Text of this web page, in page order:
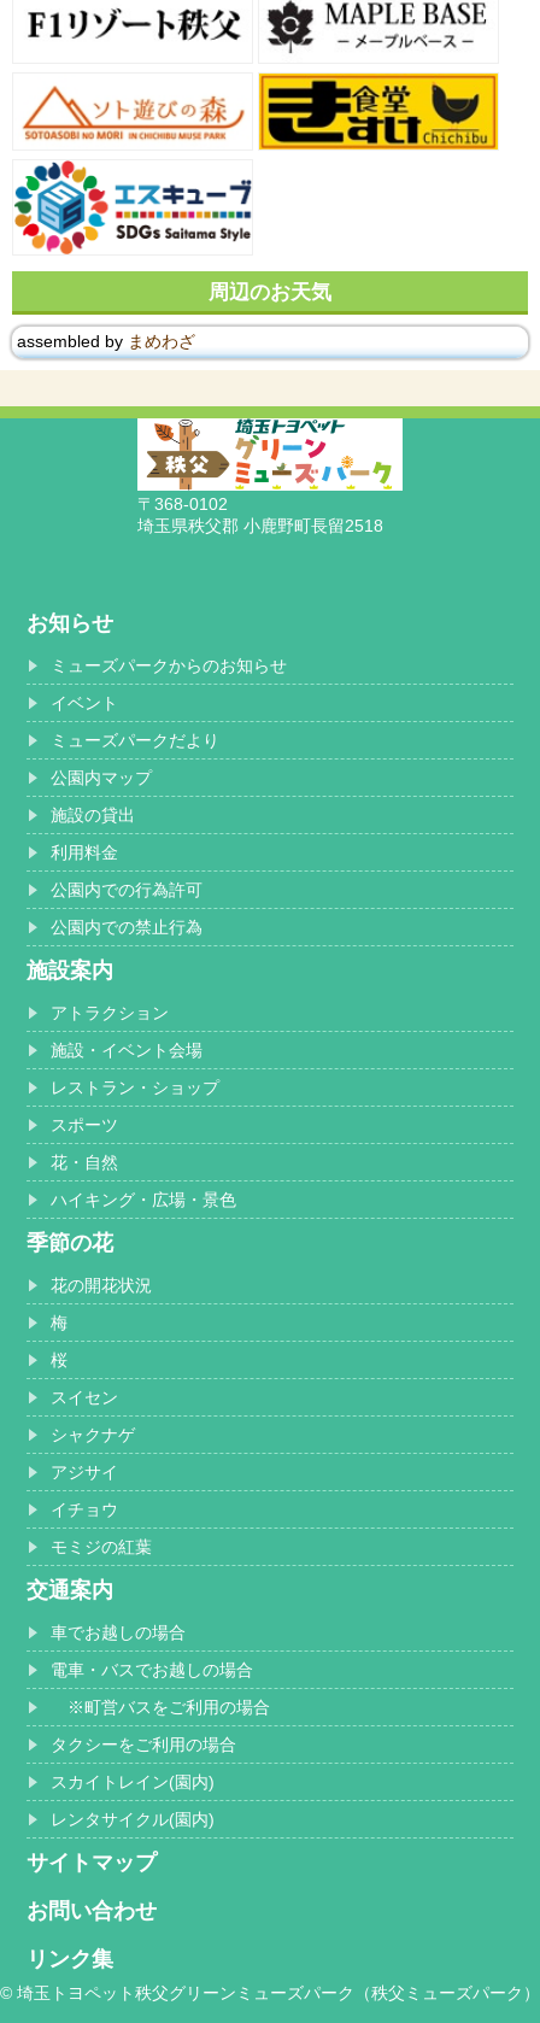
周辺のお天気
assembled by まめわざ
〒368-0102
埼玉県秩父郡 小鹿野町長留2518
お知らせ
ミューズパークからのお知らせ
イベント
ミューズパークだより
公園内マップ
施設の貸出
利用料金
公園内での行為許可
公園内での禁止行為
施設案内
アトラクション
施設・イベント会場
レストラン・ショップ
スポーツ
花・自然
ハイキング・広場・景色
季節の花
花の開花状況
梅
桜
スイセン
シャクナゲ
アジサイ
イチョウ
モミジの紅葉
交通案内
車でお越しの場合
電車・バスでお越しの場合
※町営バスをご利用の場合
タクシーをご利用の場合
スカイトレイン(園内)
レンタサイクル(園内)
サイトマップ
お問い合わせ
リンク集
© 埼玉トヨペット秩父グリーンミューズパーク（秩父ミューズパーク）